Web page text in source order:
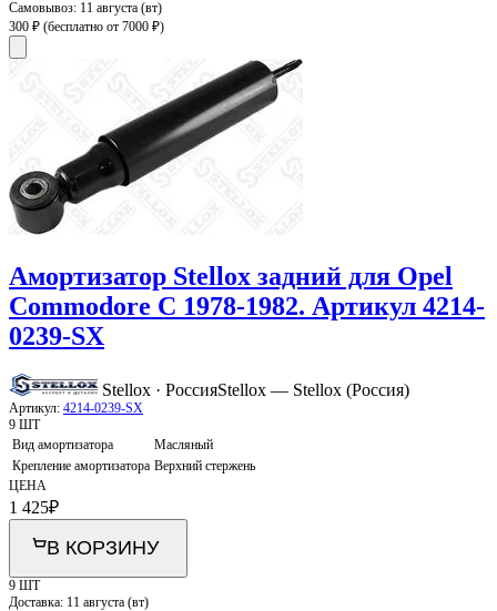
Самовывоз: 11 августа (вт)
300 ₽ (бесплатно от 7000 ₽)
Амортизатор Stellox задний для Opel
Commodore C 1978-1982. Артикул 4214-
0239-SX
Stellox · РоссияStellox — Stellox (Россия)
Артикул: 4214-0239-SX
9 ШТ
Вид амортизатора
Масляный
Крепление амортизатора Верхний стержень
ЦЕНА
1 425₽
В КОРЗИНУ
9 ШТ
Доставка: 11 августа (вт)